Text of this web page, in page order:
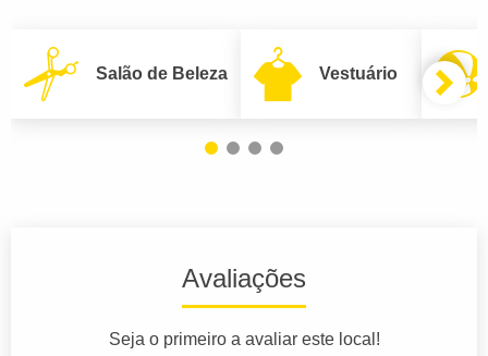
Salão de Beleza Vestuário
Avaliações
Seja o primeiro a avaliar este local!